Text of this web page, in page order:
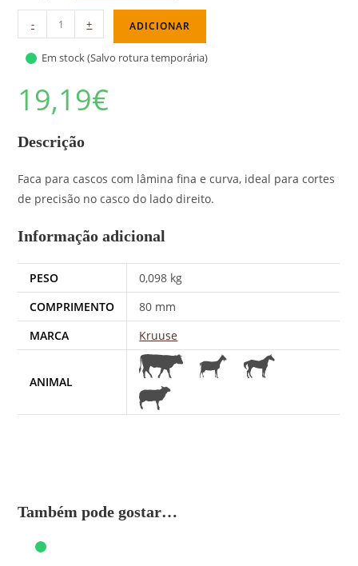
- + ADICIONAR
Em stock (Salvo rotura temporária)
19,19€
Descrição
Faca para cascos com lâmina fina e curva, ideal para cortes
de precisão no casco do lado direito.
Informação adicional
PESO
0,098 kg
COMPRIMENTO
80 mm
MARCA
Kruuse
ANIMAL
Também pode gostar…